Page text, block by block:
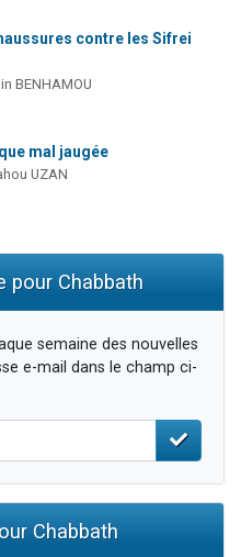
contre les Sifrei
BENHAMOU
mal jaugée
UZAN
Chabbath
semaine des nouvelles
e-mail dans le champ ci-
Chabbath